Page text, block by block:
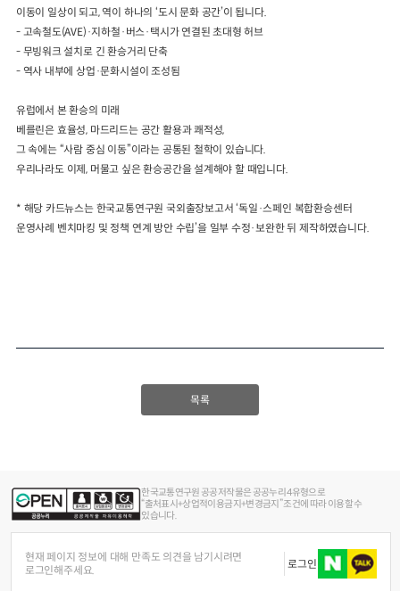
이동이 일상이 되고,역이 하나의 ‘도시 문화 공간’이 됩니다.
- 고속철도(AVE)·지하철 · 버스· 택시가 연결된 초대형 허브
- 무빙워크 설치로 긴 환승거리 단축
- 역사 내부에 상업 ·문화시설이 조성됨
유럽에서 본 환승의 미래
베를린은 효율성, 마드리드는 공간 활용과 쾌적성,
그 속에는 “사람 중심 이동”이라는 공통된 철학이 있습니다
우리나라도 이제, 머물고 싶은 환승공간을 설계해야 할 때입니다.
* 해당 카드뉴스는 한국교통연구원 국외출장보고서‘독일 ·스페인 복합환승센터
운영사례 벤치마킹 및 정책 연계 방안 수립’을 일부 수정· 보완한 뒤 제작하였습니다.
목록
한국교통연구원 공공저작물은 공공누리 4유형으로
“출처표시+상업적이용금지+변경금지” 조건에 따라 이용할 수
있습니다.
현재 페이지 정보에 대해 만족도 의견을 남기시려면
로그인해주세요.
로그인